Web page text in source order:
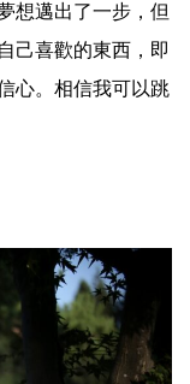
想邁出了一步，但
己喜歡的東西，即
心。相信我可以跳